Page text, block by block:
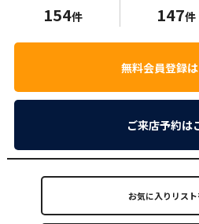
154件 147件
無料会員登録
ご来店予約は
お気に入りリス